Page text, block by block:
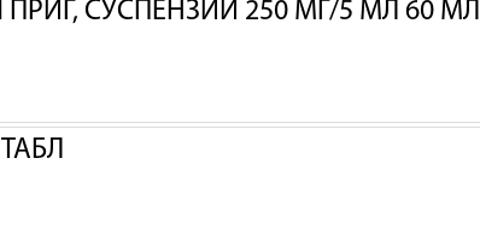
СУСПЕНЗИИ 250 МГ/5 МЛ 60 МЛ